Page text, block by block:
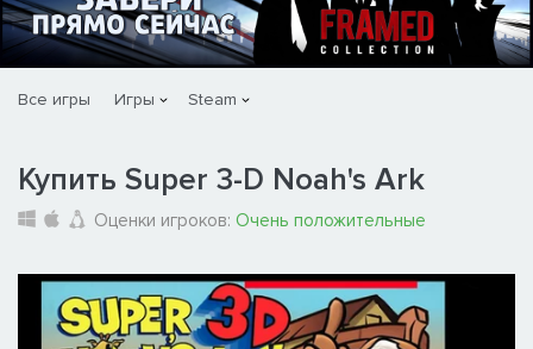
Все игры Игры Steam
Купить Super 3-D Noah's Ark
Оценки игроков: Очень положительные